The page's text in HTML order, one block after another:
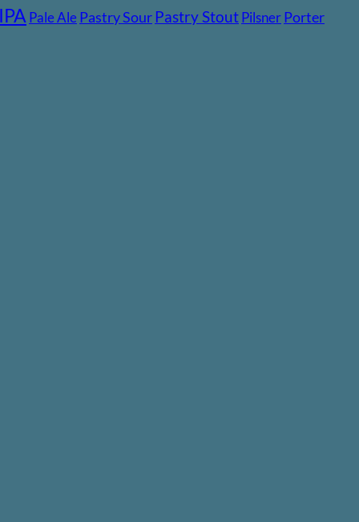
Pale Ale Pastry Sour Pastry Stout Pilsner Porter